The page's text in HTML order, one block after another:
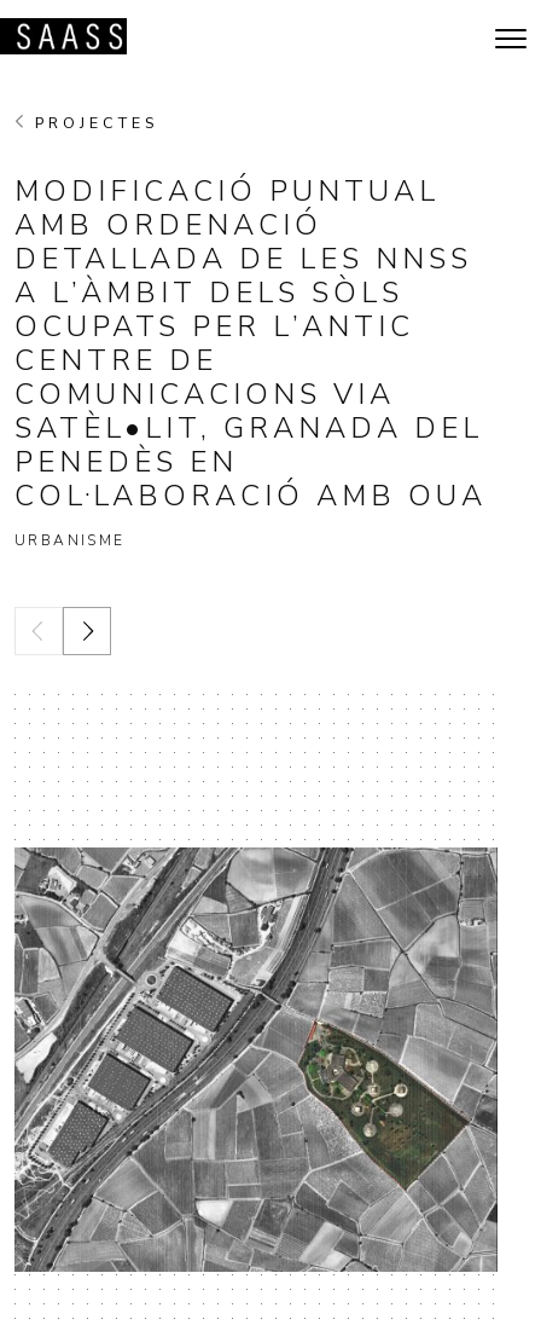
Navegació principal
PROJECTES
MODIFICACIÓ PUNTUAL
AMB ORDENACIÓ
DETALLADA DE LES NNSS
A L’ÀMBIT DELS SÒLS
OCUPATS PER L’ANTIC
CENTRE DE
COMUNICACIONS VIA
SATÈL•LIT, GRANADA DEL
PENEDÈS EN
COL·LABORACIÓ AMB OUA
URBANISME